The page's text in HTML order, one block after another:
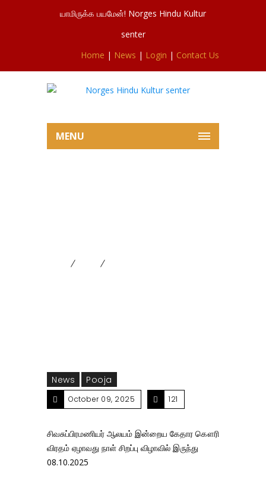
யாமிருக்க பயமேன்! Norges Hindu Kultur
senter
Home | News | Login | Contact Us
MENU
News Pooja
October 09, 2025 121
சிவசுப்பிரமணியர் ஆலயம் இன்றைய கேதார கௌரி
விரதம் ஏழாவது நாள் சிறப்பு விழாவில் இருந்து
08.10.2025